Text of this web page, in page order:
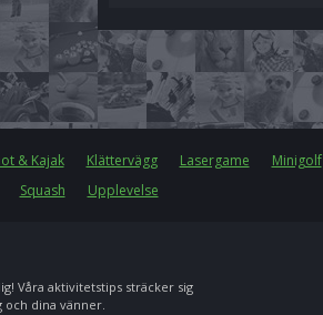
& Kajak Klättervägg Lasergame
Minigolf
Squash Upplevelse
Våra aktivitetstips sträcker sig
dina vänner.